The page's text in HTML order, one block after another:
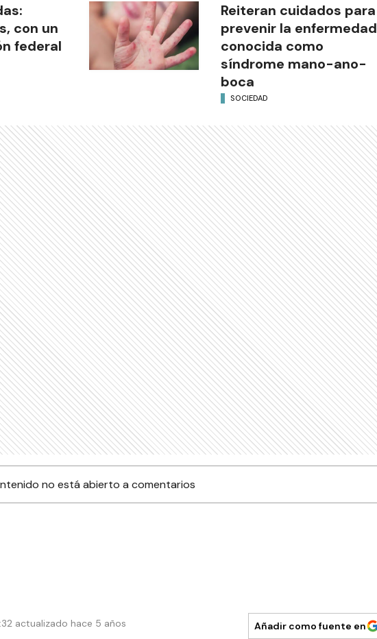
con un
federal
Reiteran cuidados para
prevenir la enfermedad
conocida como
síndrome mano-ano-
boca
SOCIEDAD
no está abierto a comentarios
actualizado hace 5 años Añadir como fuente en